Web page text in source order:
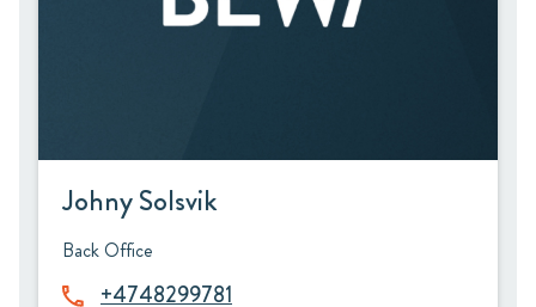
Johny Solsvik
Back Office
+4748299781